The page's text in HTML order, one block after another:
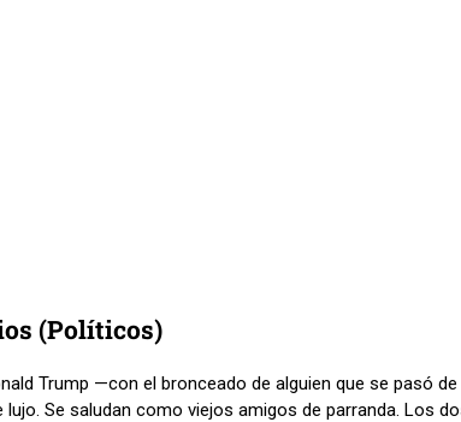
(Políticos)
Trump —con el bronceado de alguien que se pasó
Se saludan como viejos amigos de parranda. Los